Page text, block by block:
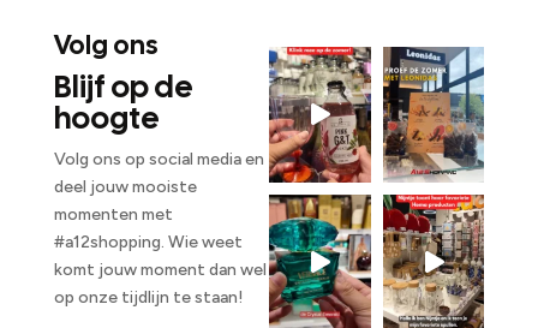
Volg ons
Blijf op de
hoogte
Volg ons op social media en
deel jouw mooiste
momenten met
#a12shopping. Wie weet
komt jouw moment dan wel
op onze tijdlijn te staan!